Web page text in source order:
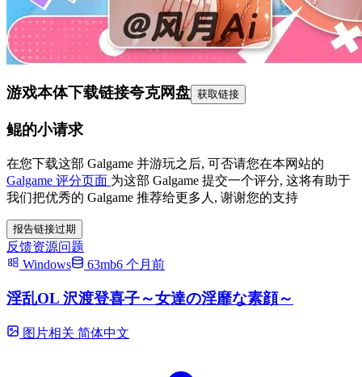
游戏本体下载链接夸克网盘 获取链接
鲲的小请求
在您下载这部 Galgame 并游玩之后, 可否请您在本网站的
Galgame 评分页面 为这部 Galgame 提交一个评分, 这将有助于
我们把优秀的 Galgame 推荐给更多人, 谢谢您的支持
报告链接过期
反馈资源问题
Windows
63mb6 个月前
淫乱OL 沢渡登喜子～女達の淫靡な素顔～
图片相关 简体中文